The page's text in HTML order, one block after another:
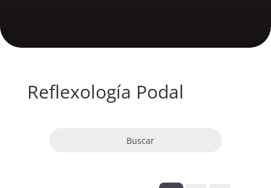
Reflexología Podal
Buscar